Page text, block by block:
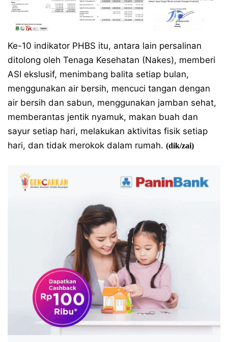
Ke-10 indikator PHBS itu, antara lain persalinan
ditolong oleh Tenaga Kesehatan (Nakes), memberi
ASI ekslusif, menimbang balita setiap bulan,
menggunakan air bersih, mencuci tangan dengan
air bersih dan sabun, menggunakan jamban sehat,
memberantas jentik nyamuk, makan buah dan
sayur setiap hari, melakukan aktivitas fisik setiap
hari, dan tidak merokok dalam rumah. (dik/zai)